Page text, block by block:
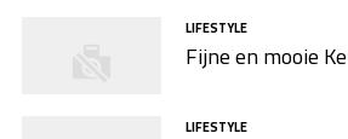
LIFESTYLE
Fijne en mooie
LIFESTYLE